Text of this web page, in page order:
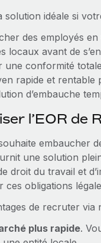
solution idéale si
des employés
locaux avant de
une conformité
rapide et rentable
d’embauche
l’EOR de
embaucher
une solution
droit du travail et
ces obligations
de recruter via
plus rapide.